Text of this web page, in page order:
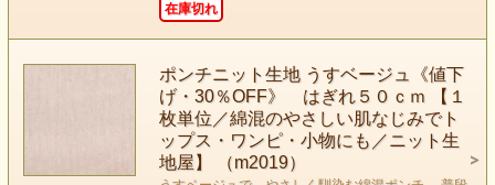
在庫切れ
ポンチニット生地 うすベージュ《値下
げ・30％OFF》 はぎれ５０ｃｍ 【１
枚単位／綿混のやさしい肌なじみでト
ップス・ワンピ・小物にも／ニット生
地屋】 （m2019）